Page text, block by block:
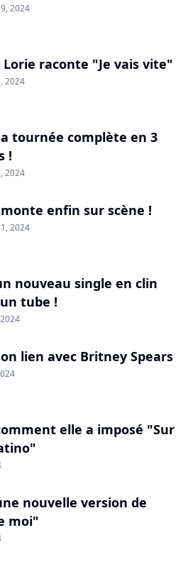
2024
Lorie raconte "Je vais vite"
2024
tournée complète en 3
!
2024
enfin sur scène !
2024
nouveau single en clin
tube !
lien avec Britney Spears
elle a imposé "Sur
nouvelle version de
moi"